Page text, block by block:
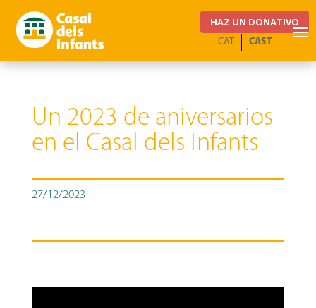
HAZ UN DONATIVO
CAST
CAT
Un 2023 de aniversarios
en el Casal dels Infants
27/12/2023